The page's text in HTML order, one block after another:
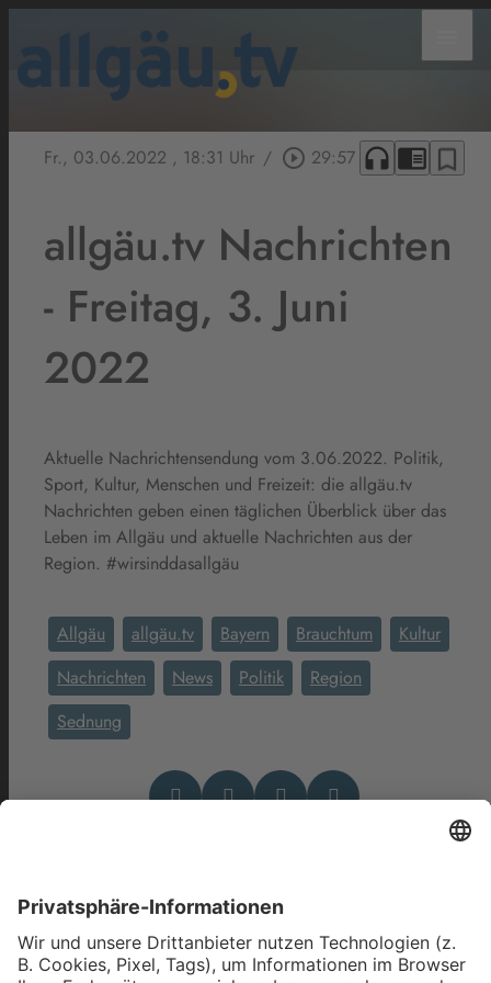
Fr., 03.06.2022 , 18:31 Uhr / play_circle_outline 29:57 headphones chrome_reader_mode bookmark_border
allgäu.tv Nachrichten
- Freitag, 3. Juni
2022
Aktuelle Nachrichtensendung vom 3.06.2022. Politik,
Sport, Kultur, Menschen und Freizeit: die allgäu.tv
Nachrichten geben einen täglichen Überblick über das
Leben im Allgäu und aktuelle Nachrichten aus der
Region. #wirsinddasallgäu
Allgäu allgäu.tv Bayern Brauchtum
Kultur
Nachrichten
News Politik
Region
Sednung
Das könnte Dich auch
interessieren